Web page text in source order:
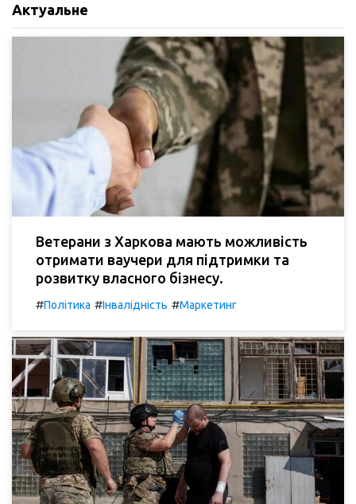
Актуальне
Ветерани з Харкова мають можливість
отримати ваучери для підтримки та
розвитку власного бізнесу.
#Політика #Інвалідність #Маркетинг